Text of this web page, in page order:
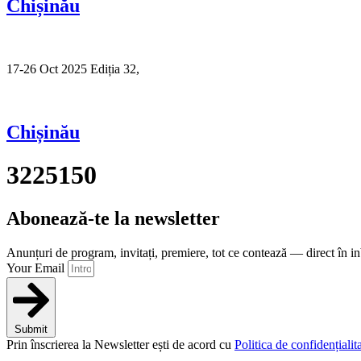
Chișinău
17-26 Oct 2025 Ediția 32,
Chișinău
3225150
Abonează-te la newsletter
Anunțuri de program, invitați, premiere, tot ce contează — direct în
Your Email
Submit
Prin înscrierea la Newsletter ești de acord cu Politica de